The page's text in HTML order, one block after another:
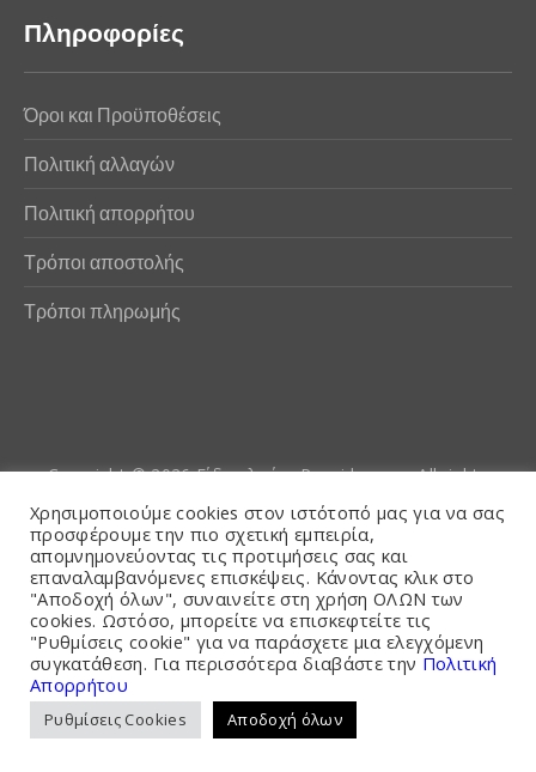
Πληροφορίες
Όροι και Προϋποθέσεις
Πολιτική αλλαγών
Πολιτική απορρήτου
Τρόποι αποστολής
Τρόποι πληρωμής
Copyright © 2026Είδη αλιείας Poseidwnn.gr. All rights
reserved. Powered by
PlexusCore
Όροι και Προϋποθέσεις
Χρησιμοποιούμε cookies στον ιστότοπό μας για να σας
προσφέρουμε την πιο σχετική εμπειρία,
απομνημονεύοντας τις προτιμήσεις σας και
επαναλαμβανόμενες επισκέψεις. Κάνοντας κλικ στο
"Αποδοχή όλων", συναινείτε στη χρήση ΟΛΩΝ των
cookies. Ωστόσο, μπορείτε να επισκεφτείτε τις
"Ρυθμίσεις cookie" για να παράσχετε μια ελεγχόμενη
συγκατάθεση. Για περισσότερα διαβάστε την Πολιτική
Απορρήτου
Ρυθμίσεις Cookies Αποδοχή όλων